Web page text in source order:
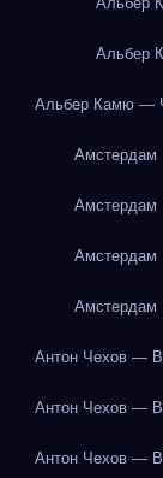
Альбер
Альбер Камю —
Амстердам
Амстердам
Амстердам
Амстердам
Антон Чехов —
Антон Чехов —
Антон Чехов —